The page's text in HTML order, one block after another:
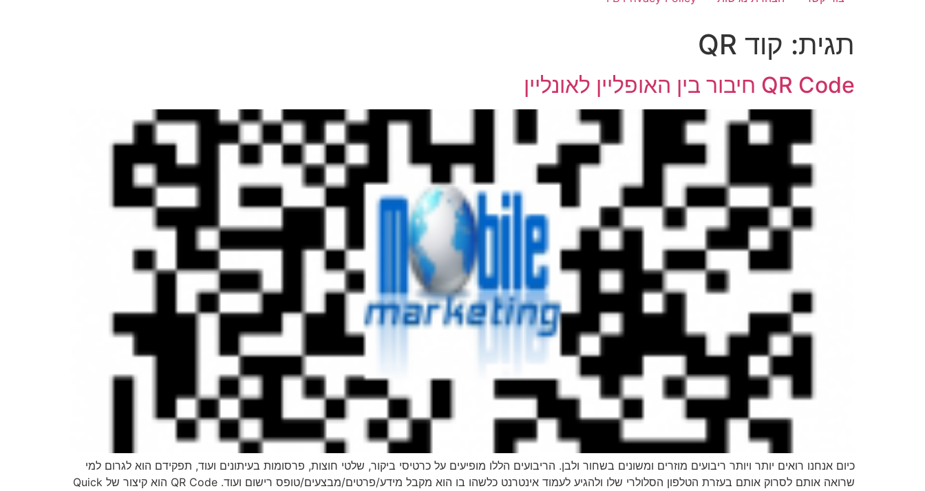
תגית: קוד QR
QR Code חיבור בין האופליין לאונליין
כיום אנחנו רואים יותר ויותר ריבועים מוזרים ומשונים בשחור ולבן. הריבועים הללו מופיעים על כרטיסי ביקור, שלטי חוצות, פרסומות בעיתונים ועוד, תפקידם הוא לגרום למי
שרואה אותם לסרוק אותם בעזרת הטלפון הסלולרי שלו ולהגיע לעמוד אינטרנט כלשהו בו הוא מקבל מידע/פרטים/מבצעים/טופס רישום ועוד. QR Code הוא קיצור של Quick